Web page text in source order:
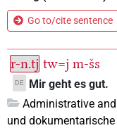
Go to/cite sentence
r-n.tj tw=j m-šs
DE
Mir geht es gut.
Administrative
und dokumentarische